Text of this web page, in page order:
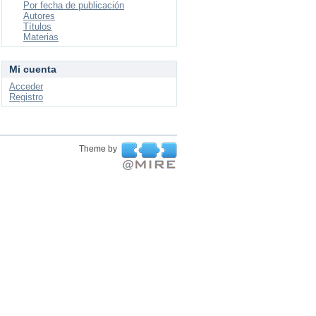
Por fecha de publicación
Autores
Títulos
Materias
Mi cuenta
Acceder
Registro
Theme by